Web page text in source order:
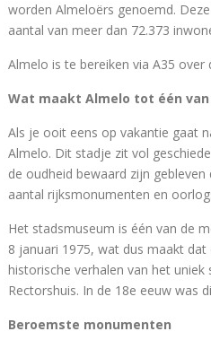
worden Almeloërs genoemd.
aantal van meer dan 72.373
Almelo is te bereiken via A35
Wat maakt Almelo tot één
Als je ooit eens op vakantie gaat
Almelo. Dit stadje zit vol
de oudheid bewaard zijn
aantal rijksmonumenten en
Het stadsmuseum is één van de
8 januari 1975, wat dus maakt
historische verhalen van het
Rectorshuis. In de 18e eeuw was
Beroemste monumenten